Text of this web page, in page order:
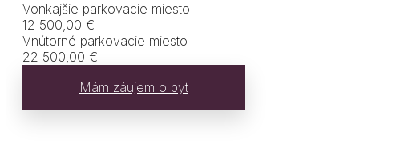
Vonkajšie parkovacie miesto
12 500,00 €
Vnútorné parkovacie miesto
22 500,00 €
Mám záujem o byt